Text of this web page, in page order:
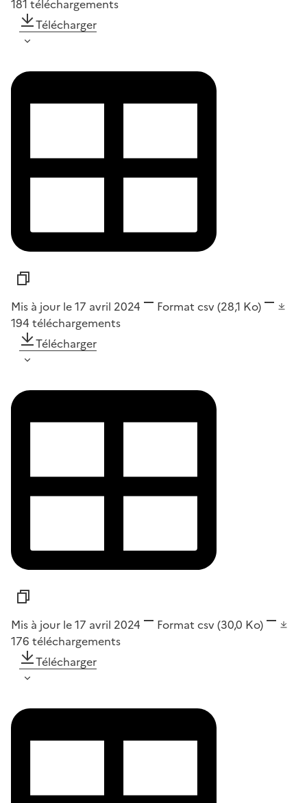
181 téléchargements
Télécharger
Mis à jour le 17 avril 2024 Format csv(28,1 Ko)
194 téléchargements
Télécharger
Mis à jour le 17 avril 2024 Format csv(30,0 Ko)
176 téléchargements
Télécharger